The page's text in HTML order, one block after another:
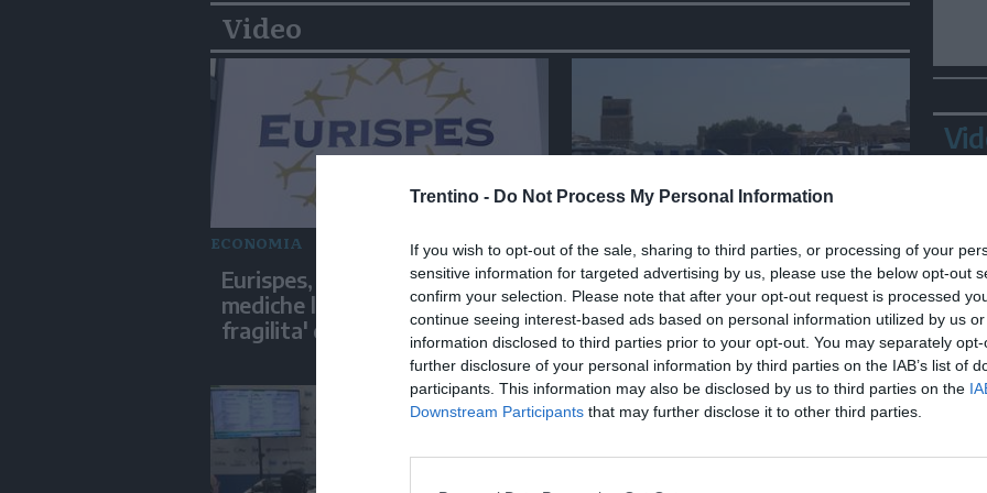
Trentino - Do Not Process My Personal Information
If you wish to opt-out of the sale, sharing to third parties, or processing of your
sensitive information for targeted advertising by us, please use the below opt-out
confirm your selection. Please note that after your opt-out request is processed
continue seeing interest-based ads based on personal information utilized by us
information disclosed to third parties prior to your opt-out. You may separately
further disclosure of your personal information by third parties on the IAB’s list of
participants. This information may also be disclosed by us to third parties on the
Downstream Participants that may further disclose it to other third parties.
Video
ECONOMIA
Eurispes, tra affitto e cure
mediche l'Italia segnata da
fragilita' diffusa
ECONOMIA
Inaugurata la settima edizione
del Salone Nautico di Venezia